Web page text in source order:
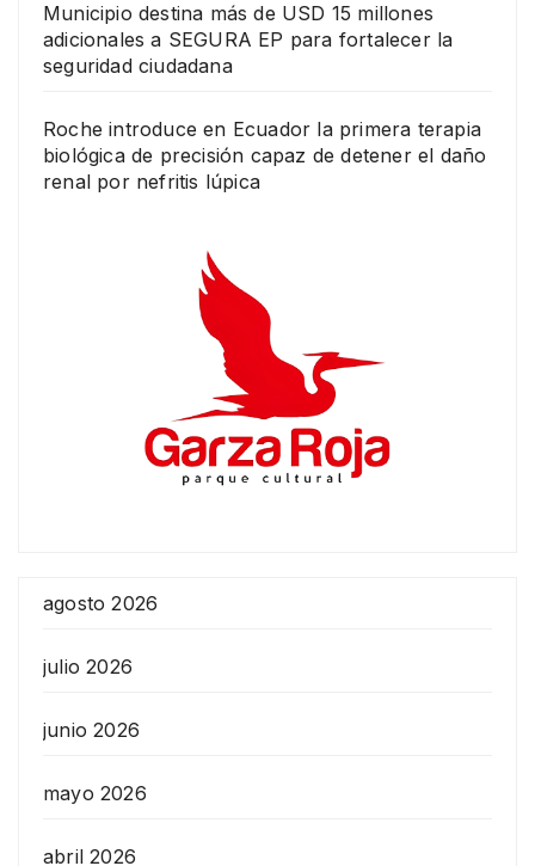
Municipio destina más de USD 15 millones
adicionales a SEGURA EP para fortalecer la
seguridad ciudadana
Roche introduce en Ecuador la primera terapia
biológica de precisión capaz de detener el daño
renal por nefritis lúpica
agosto 2026
julio 2026
junio 2026
mayo 2026
abril 2026